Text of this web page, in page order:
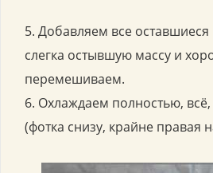
5. Добавляем все
слегка остывшую массу и
перемешиваем.
6. Охлаждаем полностью,
(фотка снизу, крайне правая